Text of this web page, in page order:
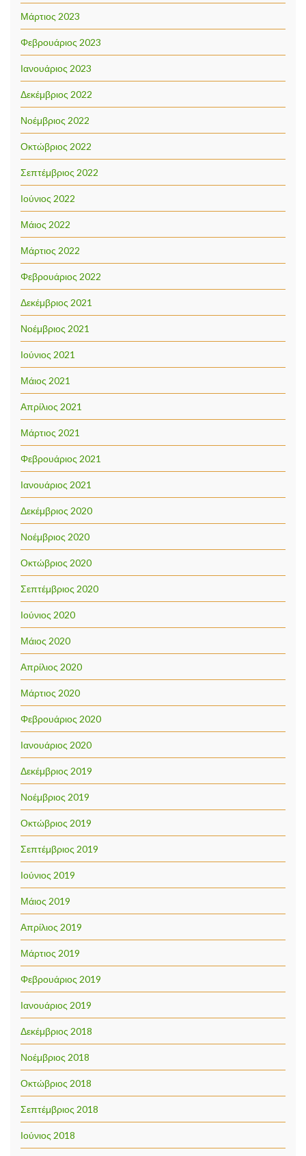
Μάρτιος 2023
Φεβρουάριος 2023
Ιανουάριος 2023
Δεκέμβριος 2022
Νοέμβριος 2022
Οκτώβριος 2022
Σεπτέμβριος 2022
Ιούνιος 2022
Μάιος 2022
Μάρτιος 2022
Φεβρουάριος 2022
Δεκέμβριος 2021
Νοέμβριος 2021
Ιούνιος 2021
Μάιος 2021
Απρίλιος 2021
Μάρτιος 2021
Φεβρουάριος 2021
Ιανουάριος 2021
Δεκέμβριος 2020
Νοέμβριος 2020
Οκτώβριος 2020
Σεπτέμβριος 2020
Ιούνιος 2020
Μάιος 2020
Απρίλιος 2020
Μάρτιος 2020
Φεβρουάριος 2020
Ιανουάριος 2020
Δεκέμβριος 2019
Νοέμβριος 2019
Οκτώβριος 2019
Σεπτέμβριος 2019
Ιούνιος 2019
Μάιος 2019
Απρίλιος 2019
Μάρτιος 2019
Φεβρουάριος 2019
Ιανουάριος 2019
Δεκέμβριος 2018
Νοέμβριος 2018
Οκτώβριος 2018
Σεπτέμβριος 2018
Ιούνιος 2018